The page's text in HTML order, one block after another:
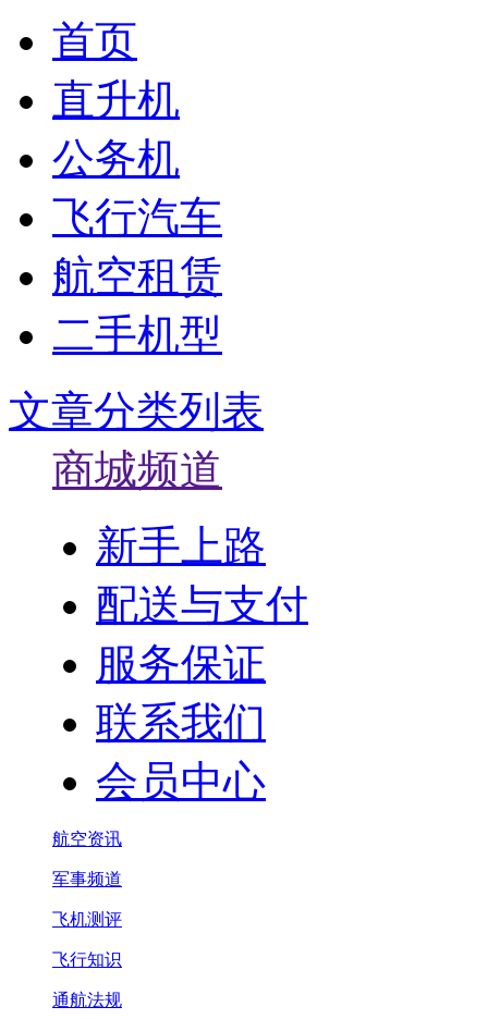
首页
直升机
公务机
飞行汽车
航空租赁
二手机型
文章分类列表
商城频道
新手上路
配送与支付
服务保证
联系我们
会员中心
航空资讯
军事频道
飞机测评
飞行知识
通航法规